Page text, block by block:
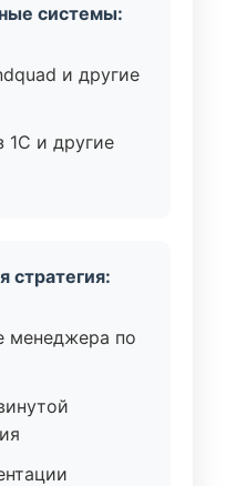
системы:
и другие
1C и другие
стратегия:
менеджера по